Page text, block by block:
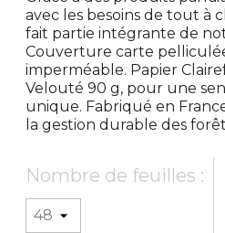
avec les besoins de tout à
fait partie intégrante de
Couverture carte
imperméable. Papier
Velouté 90 g, pour une
unique. Fabriqué en
la gestion durable des
Nombre de feuilles :